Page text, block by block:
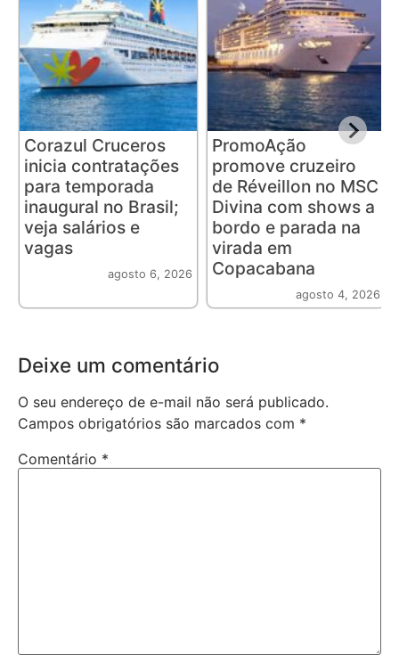
Corazul Cruceros
inicia contratações
para temporada
inaugural no Brasil;
veja salários e
vagas
agosto 6, 2026
PromoAção
promove cruzeiro
de Réveillon no MSC
Divina com shows a
bordo e parada na
virada em
Copacabana
agosto 4, 2026
Deixe um comentário
O seu endereço de e-mail não será publicado.
Campos obrigatórios são marcados com *
Comentário *